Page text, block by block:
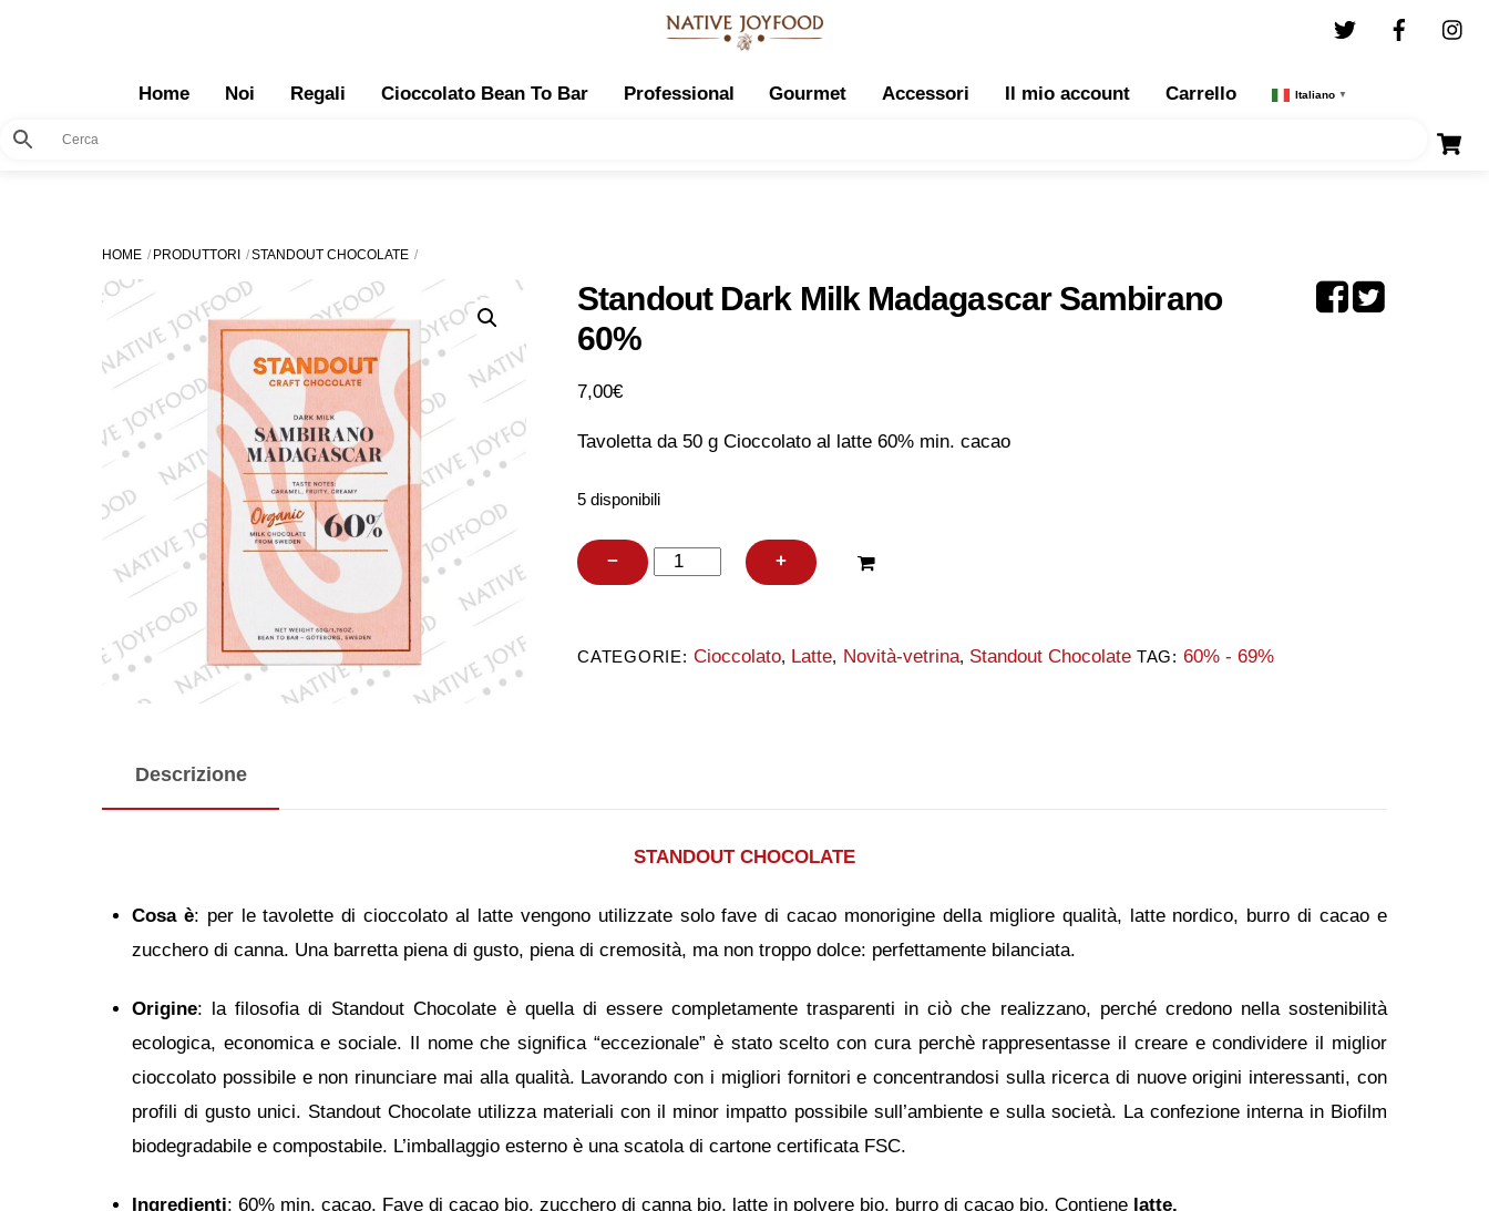
Twitter
Home Noi Regali Cioccolato Bean To Bar Professional Gourmet Accessori Il mio account Carrello Italiano ▼
HOME PRODUTTORI STANDOUT CHOCOLATE
Standout Dark Milk Madagascar Sambirano
60%
7,00€
Tavoletta da 50 g Cioccolato al latte 60% min. cacao
5 disponibili
−
Standout
Madagascar
+
CATEGORIE: Cioccolato, Latte, Novità-vetrina, Standout Chocolate TAG: 60% - 69%
Descrizione
STANDOUT CHOCOLATE
Cosa è: per le tavolette di cioccolato al latte vengono utilizzate solo fave di cacao monorigine della migliore qualità, latte nordico, burro di cacao e
zucchero di canna. Una barretta piena di gusto, piena di cremosità, ma non troppo dolce: perfettamente bilanciata.
Origine: la filosofia di Standout Chocolate è quella di essere completamente trasparenti in ciò che realizzano, perché credono nella sostenibilità
ecologica, economica e sociale. Il nome che significa “eccezionale” è stato scelto con cura perchè rappresentasse il creare e condividere il miglior
cioccolato possibile e non rinunciare mai alla qualità. Lavorando con i migliori fornitori e concentrandosi sulla ricerca di nuove origini interessanti, con
profili di gusto unici. Standout Chocolate utilizza materiali con il minor impatto possibile sull’ambiente e sulla società. La confezione interna in Biofilm
biodegradabile e compostabile. L’imballaggio esterno è una scatola di cartone certificata FSC.
Ingredienti: 60% min. cacao. Fave di cacao bio, zucchero di canna bio, latte in polvere bio, burro di cacao bio. Contiene latte.